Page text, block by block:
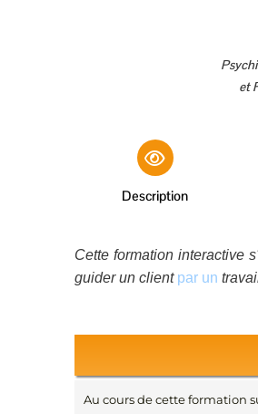
et
Description
Cette formation interactive
guider un clientpar un
Au cours de cette formation